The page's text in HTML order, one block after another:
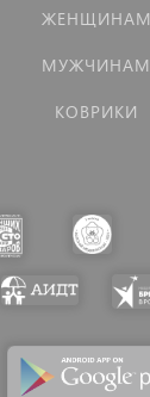
ЖЕНЩИНАМ
МУЖЧИНАМ
КОВРИКИ